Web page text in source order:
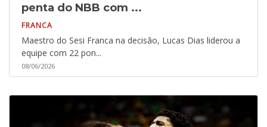
penta do NBB com ...
FRANCA
Maestro do Sesi Franca na decisão, Lucas Dias liderou a
equipe com 22 pon...
08/06/2026